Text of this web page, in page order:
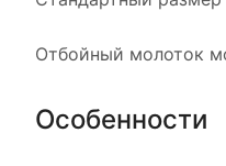
Отбойный молоток
Особенности